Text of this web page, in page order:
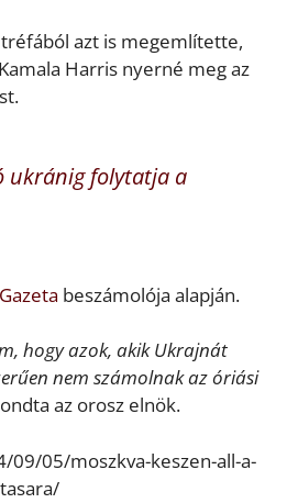
azt is megemlítette,
Harris nyerné meg az
ukránig folytatja a
Gazeta beszámolója alapján.
hogy azok, akik Ukrajnát
nem számolnak az óriási
az orosz elnök.
05/moszkva-keszen-all-a-